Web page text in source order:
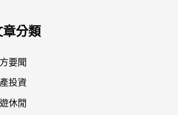
章分類
要聞
投資
休閒